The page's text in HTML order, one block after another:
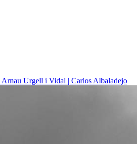
Arnau Urgell i Vidal | Carlos Albaladejo